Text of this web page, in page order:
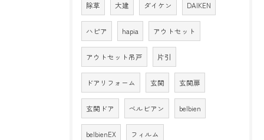
除草 大建 ダイケン DAIKEN
ハピア hapia アウトセット
アウトセット吊戸 片引
ドアリフォーム 玄関 玄関扉
玄関ドア ベルビアン belbien
belbienEX フィルム